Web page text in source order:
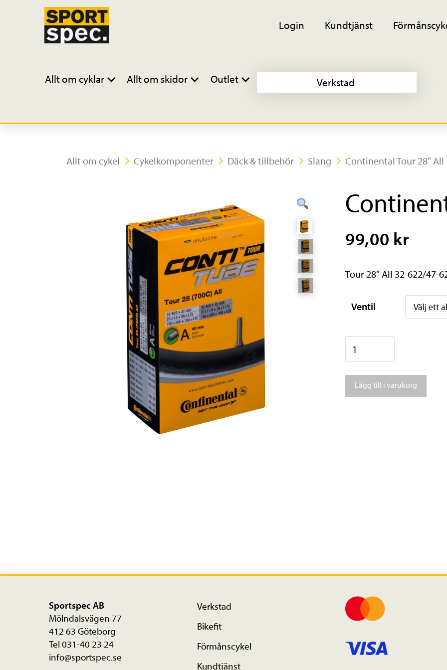
Login Kundtjänst
Allt om cyklar Allt om skidor Outlet Verkstad
Allt om cykel Cykelkomponenter Däck & tillbehör Slang Continental Tour 28″ All
99,00 kr
Tour 28″ All 32-622/47-
Ventil
Continental
Tour
28"
Lägg till i varukorg
Sportspec AB
Mölndalsvägen 77
412 63 Göteborg
Tel 031-40 23 24
info@sportspec.se
Verkstad
Bikefit
Förmånscykel
Kundtjänst